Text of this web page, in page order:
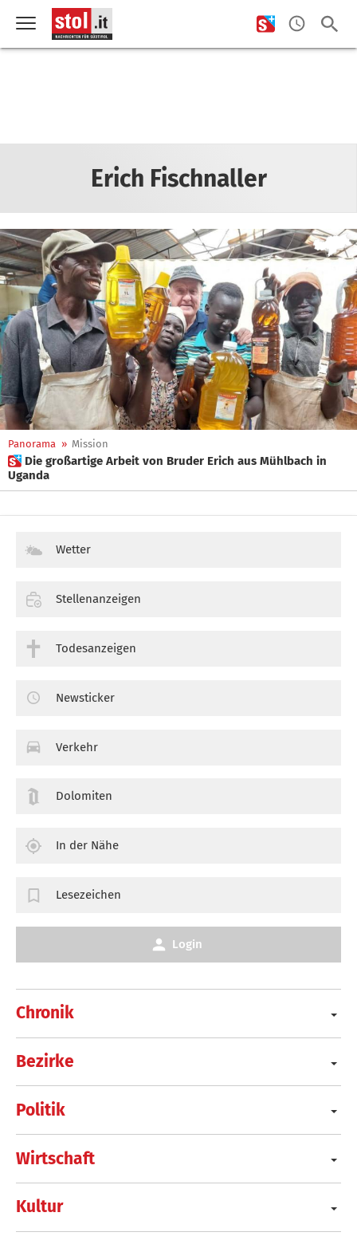
Erich Fischnaller
Panorama » Mission
 Die großartige Arbeit von Bruder Erich aus Mühlbach in
Uganda
Chronik
Bezirke
Politik
Wirtschaft
Kultur
Wetter
Stellenanzeigen
Todesanzeigen
Newsticker
Verkehr
Dolomiten
In der Nähe
Lesezeichen
Login